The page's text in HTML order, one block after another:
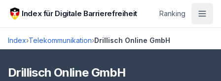
Zum Hauptinhalt springen
Index für Digitale Barrierefreiheit Ranking
Index›Telekommunikation›Drillisch Online GmbH
Score lädt
Drillisch Online GmbH